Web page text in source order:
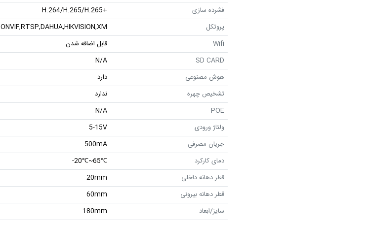
فشرده سازی
+H.264/H.265/H.265
پروتکل
ONVIF,RTSP,DAHUA,HIKVISION,XM
Wifi
قابل اضافه شدن
SD CARD
N/A
هوش مصنوعی
دارد
تشخیص چهره
ندارد
POE
N/A
ولتاژ ورودی
5-15V
جریان مصرفی
500mA
دمای کارکرد
℃65~℃20-
قطر دهانه داخلی
20mm
قطر دهانه بیرونی
60mm
سایز/ابعاد
180mm